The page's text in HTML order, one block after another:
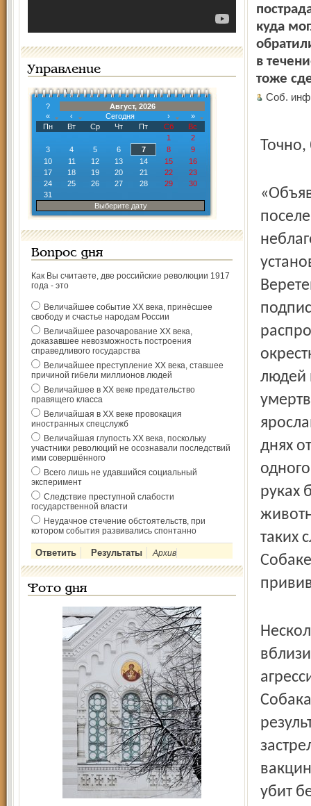
Управление
?
Август, 2026
«
‹ Сегодня ›
»
Пн
Вт Ср Чт Пт Сб
Вс
1
2
3
4 5 6 7 8
9
10
11 12 13 14 15
16
17
18 19 20 21 22
23
24
25 26 27 28 29
30
31
Выберите дату
Вопрос дня
Как Вы считаете, две российские революции 1917
года - это
Величайшее событие ХХ века, принёсшее
свободу и счастье народам России
Величайшее разочарование ХХ века,
доказавшее невозможность построения
справедливого государства
Величайшее преступление ХХ века, ставшее
причиной гибели миллионов людей
Величайшее в ХХ веке предательство
правящего класса
Величайшая в ХХ веке провокация
иностранных спецслужб
Величайшая глупость ХХ века, поскольку
участники революций не осознавали последствий
ими совершённого
Всего лишь не удавшийся социальный
эксперимент
Следствие преступной слабости
государственной власти
Неудачное стечение обстоятельств, при
котором события развивались спонтанно
Архив
Фото дня
куда
в
тоже
Соб.
людей
днях
руках
таких
убит